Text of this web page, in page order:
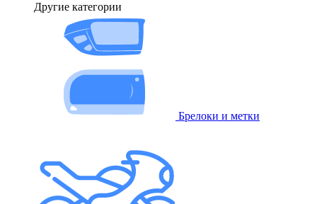
Другие категории
Брелоки и метки